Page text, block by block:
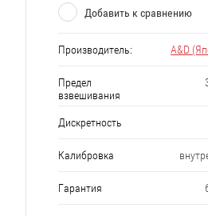
Добавить к сравнению
Производитель: A&D
Предел
взвешивания
Дискретность
Калибровка
Гарантия